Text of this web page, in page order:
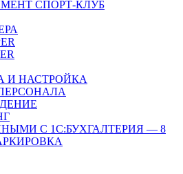
СПОРТ-КЛУБ
И НАСТРОЙКА
С 1С:БУХГАЛТЕРИЯ — 8